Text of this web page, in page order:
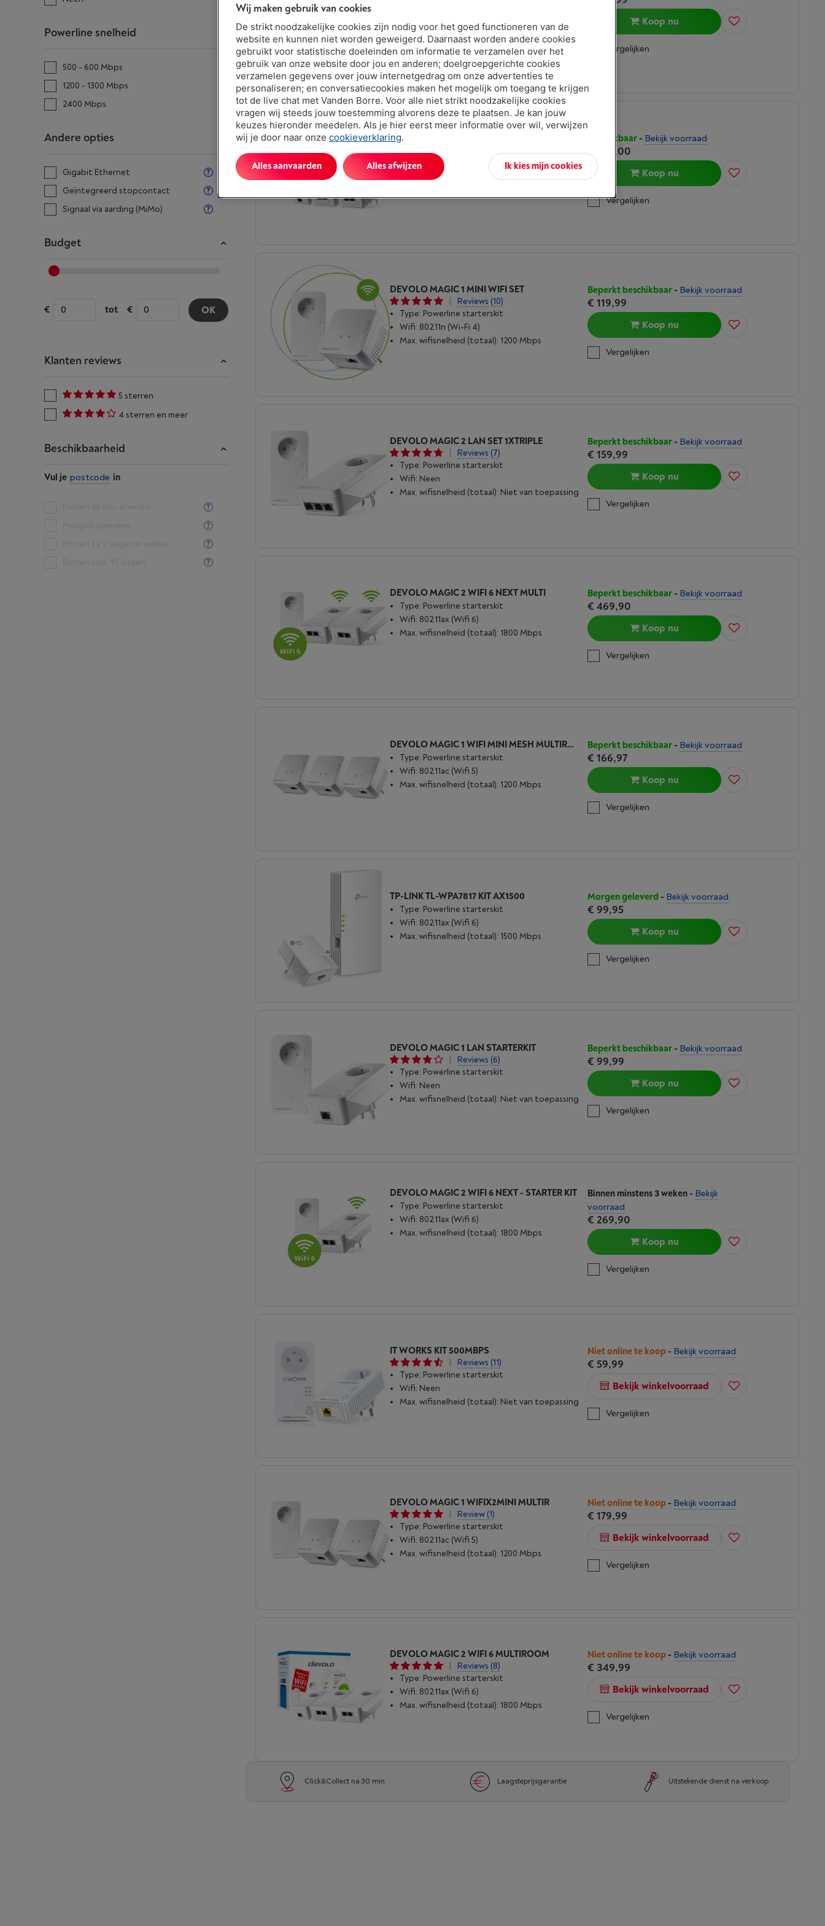
Powerline snelheid
500 - 600 Mbps
1200 - 1300 Mbps
2400 Mbps
Andere opties
Gigabit Ethernet
Geïntegreerd stopcontact
Signaal via aarding (MiMo)
Budget
tot OK
Klanten reviews
5 sterren
4 sterren en meer
Beschikbaarheid
Vul je postcode in
Click&Collect na 30 min Laagsteprijsgarantie Uitstekende dienst na verkoop
Wifi: 802.11ac (Wifi 5)
Max. wifisnelheid (totaal): 1350 Mbps
Koop nu
Vergelijken
DEVOLO MAGIC 2 WIFI NEXT MULTIRO
Type: Powerline starterskit
Wifi: AC Wave 2
Beschikbaar- Bekijk voorraad
€ 329,00
Koop nu
Vergelijken
DEVOLO MAGIC 1 MINI WIFI SET
Reviews (10)
Type: Powerline starterskit
Wifi: 802.11n (Wi-Fi 4)
Max. wifisnelheid (totaal): 1200 Mbps
Beperkt beschikbaar- Bekijk voorraad
€ 119,99
Koop nu
Vergelijken
DEVOLO MAGIC 2 LAN SET 1XTRIPLE
|
Reviews (7)
Type: Powerline starterskit
Wifi: Neen
Max. wifisnelheid (totaal): Niet van toepassing
Beperkt beschikbaar- Bekijk voorraad
€ 159,99
Koop nu
Vergelijken
DEVOLO MAGIC 2 WIFI 6 NEXT MULTI
Type: Powerline starterskit
Wifi: 802.11ax (Wifi 6)
Max. wifisnelheid (totaal): 1800 Mbps
Beperkt beschikbaar- Bekijk voorraad
€ 469,90
Koop nu
Vergelijken
DEVOLO MAGIC 1 WIFI MINI MESH MULTIROOM
Type: Powerline starterskit
Wifi: 802.11ac (Wifi 5)
Max. wifisnelheid (totaal): 1200 Mbps
Beperkt beschikbaar- Bekijk voorraad
€ 166,97
Koop nu
Vergelijken
TP-LINK TL-WPA7817 KIT AX1500
Type: Powerline starterskit
Wifi: 802.11ax (Wifi 6)
Max. wifisnelheid (totaal): 1500 Mbps
Morgen geleverd - Bekijk voorraad
€ 99,95
Koop nu
Vergelijken
DEVOLO MAGIC 1 LAN STARTERKIT
|
Reviews (6)
Type: Powerline starterskit
Wifi: Neen
Max. wifisnelheid (totaal): Niet van toepassing
Beperkt beschikbaar- Bekijk voorraad
€ 99,99
Koop nu
Vergelijken
DEVOLO MAGIC 2 WIFI 6 NEXT - STARTER KIT
Type: Powerline starterskit
Wifi: 802.11ax (Wifi 6)
Max. wifisnelheid (totaal): 1800 Mbps
Binnen minstens 3 weken- Bekijk
voorraad
€ 269,90
Koop nu
Vergelijken
IT WORKS KIT 500MBPS
Reviews (11)
Type: Powerline starterskit
Wifi: Neen
Max. wifisnelheid (totaal): Niet van toepassing
Niet online te koop- Bekijk voorraad
€ 59,99
Bekijk winkelvoorraad
Vergelijken
DEVOLO MAGIC 1 WIFIX2MINI MULTIR
Review (1)
Type: Powerline starterskit
Wifi: 802.11ac (Wifi 5)
Max. wifisnelheid (totaal): 1200 Mbps
Niet online te koop- Bekijk voorraad
€ 179,99
Bekijk winkelvoorraad
Vergelijken
DEVOLO MAGIC 2 WIFI 6 MULTIROOM
Reviews (8)
Type: Powerline starterskit
Wifi: 802.11ax (Wifi 6)
Max. wifisnelheid (totaal): 1800 Mbps
Niet online te koop- Bekijk voorraad
€ 349,99
Bekijk winkelvoorraad
Vergelijken
Wij maken gebruik van cookies
De strikt noodzakelijke cookies zijn nodig voor het goed functioneren van de
website en kunnen niet worden geweigerd. Daarnaast worden andere cookies
gebruikt voor statistische doeleinden om informatie te verzamelen over het
gebruik van onze website door jou en anderen; doelgroepgerichte cookies
verzamelen gegevens over jouw internetgedrag om onze advertenties te
personaliseren; en conversatiecookies maken het mogelijk om toegang te krijgen
tot de live chat met Vanden Borre. Voor alle niet strikt noodzakelijke cookies
vragen wij steeds jouw toestemming alvorens deze te plaatsen. Je kan jouw
keuzes hieronder meedelen. Als je hier eerst meer informatie over wil, verwijzen
wij je door naar onze cookieverklaring.
Ik kies mijn cookies
Alles afwijzen
Alles aanvaarden